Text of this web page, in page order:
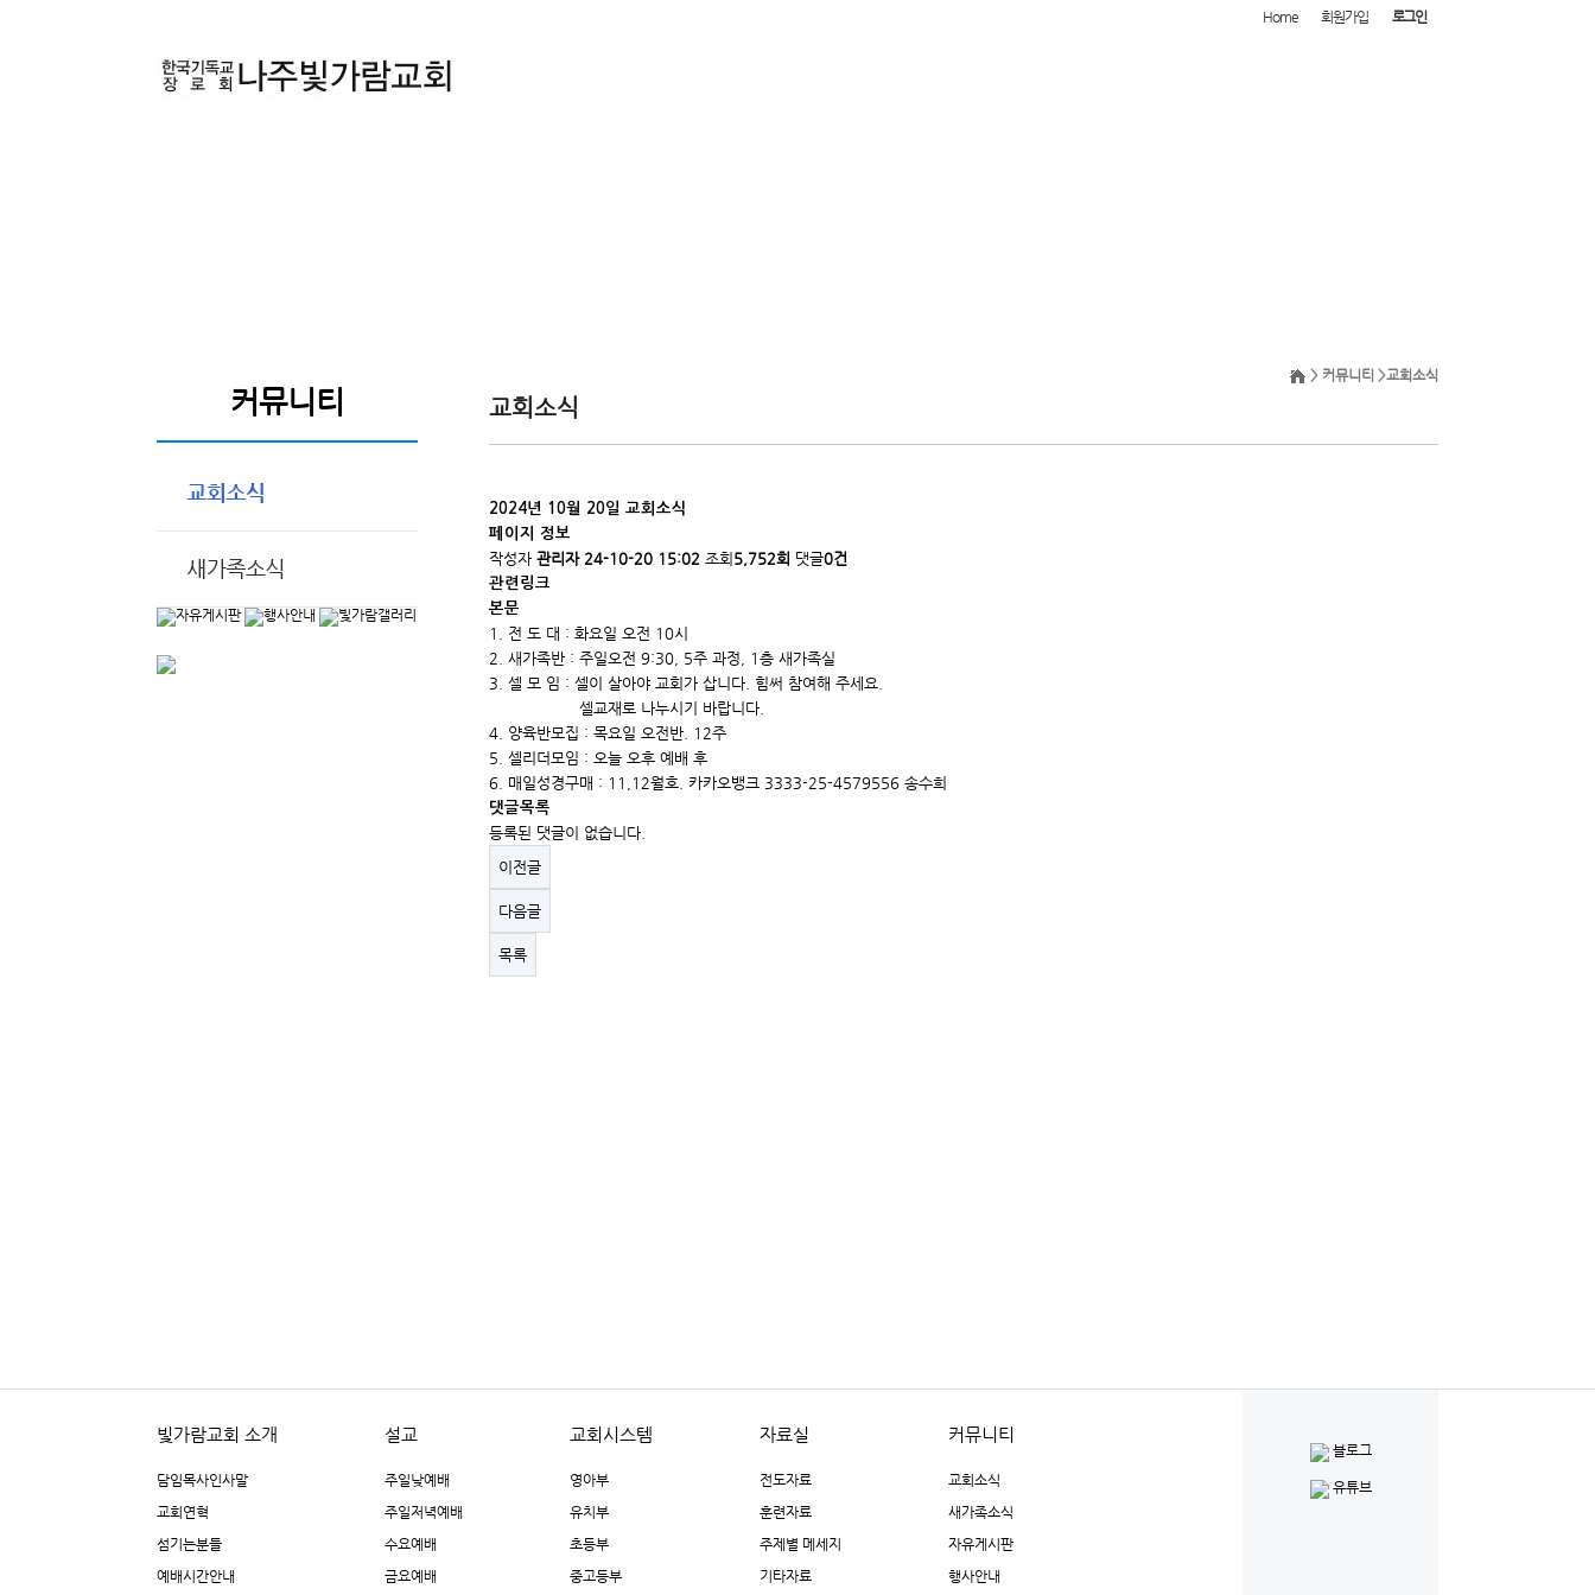
Home 회원가입 로그인
커뮤니티
> 커뮤니티 >교회소식
교회소식
2024년 10월 20일 교회소식
페이지 정보
작성자 관리자 24-10-20 15:02 조회 5,752회 댓글0건
관련링크
본문
1. 전 도 대 : 화요일 오전 10시
2. 새가족반 : ​ 주일오전 9:30, 5주 과정 ​, 1층 새가족실
3. 셀 모 임 : 셀이 살아야 교회가 삽니다. 힘써 참여해 주세요.
셀교재로 나누시기 바랍니다.
4. 양육반모집 : 목요일 오전반. 12주
5. 셀리더모임 : 오늘 오후 예배 후
6. 매일성경구매 : 11,12월호. 카카오뱅크 3333-25-4579556 송수희
댓글목록
등록된 댓글이 없습니다.
이전글
다음글
목록
빛가람교회 소개
담임목사인사말
교회연혁
섬기는분들
예배시간안내
설교
주일낮예배
주일저녁예배
수요예배
금요예배
교회시스템
영아부
유치부
초등부
중고등부
자료실
전도자료
훈련자료
주제별 메세지
기타자료
커뮤니티
교회소식
새가족소식
자유게시판
행사안내
블로그
유튜브